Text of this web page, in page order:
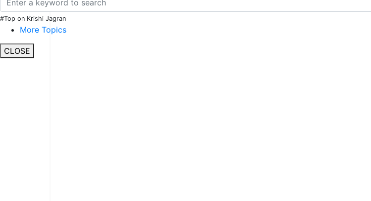
#Top on Krishi Jagran
More Topics
CLOSE